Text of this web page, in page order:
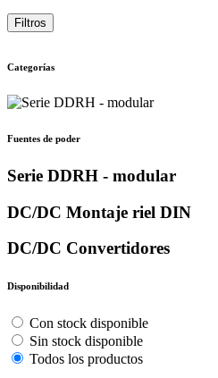
Filtros
Categorías
Fuentes de poder
Serie DDRH - modular
DC/DC Montaje riel DIN
DC/DC Convertidores
Disponibilidad
Con stock disponible
Sin stock disponible
Todos los productos